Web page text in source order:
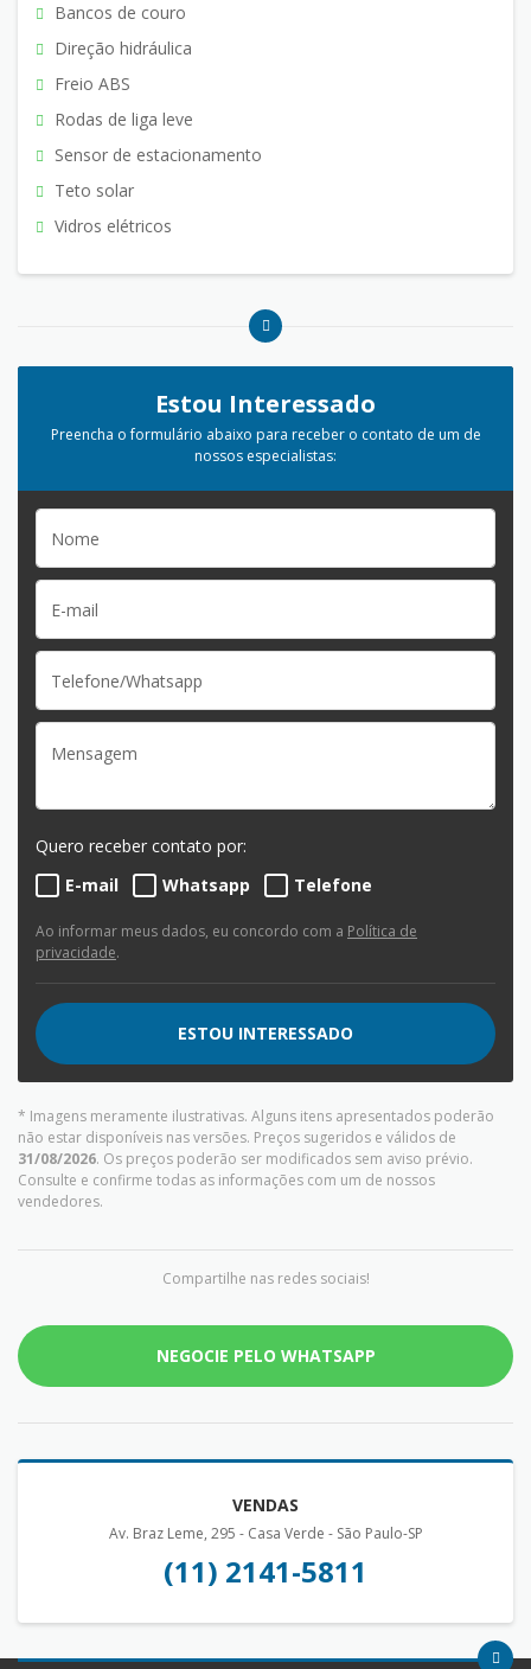
Bancos de couro
Direção hidráulica
Freio ABS
Rodas de liga leve
Sensor de estacionamento
Teto solar
Vidros elétricos
Estou Interessado
Preencha o formulário abaixo para receber o contato de um de
nossos especialistas:
Quero receber contato por:
E-mail
Whatsapp Telefone
Ao informar meus dados, eu concordo com a Política de
privacidade.
ESTOU INTERESSADO
* Imagens meramente ilustrativas. Alguns itens apresentados poderão
não estar disponíveis nas versões. Preços sugeridos e válidos de
31/08/2026. Os preços poderão ser modificados sem aviso prévio.
Consulte e confirme todas as informações com um de nossos
vendedores.
Compartilhe nas redes sociais!
NEGOCIE PELO WHATSAPP
VENDAS
Av. Braz Leme, 295 - Casa Verde - São Paulo-SP
(11) 2141-5811